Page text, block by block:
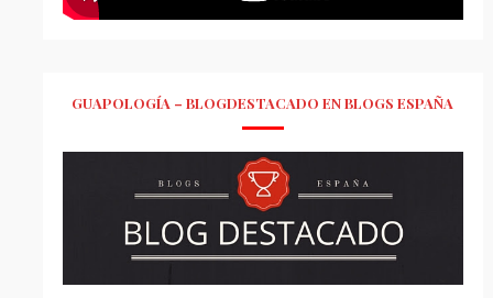
GUAPOLOGÍA – BLOGDESTACADO EN BLOGS ESPAÑA